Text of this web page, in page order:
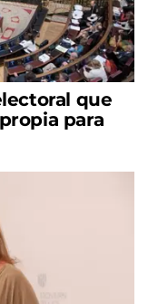
que
para